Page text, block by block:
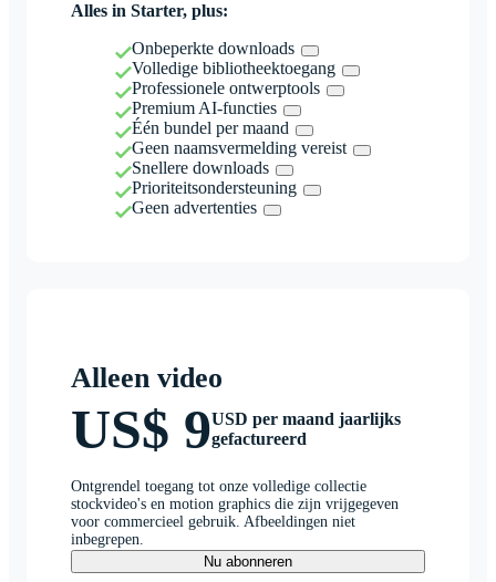
Alles in Starter, plus:
Onbeperkte downloads
Volledige bibliotheektoegang
Professionele ontwerptools
Premium AI-functies
Één bundel per maand
Geen naamsvermelding vereist
Snellere downloads
Prioriteitsondersteuning
Geen advertenties
Alleen video
US$ 9USD per maand jaarlijks
gefactureerd
Ontgrendel toegang tot onze volledige collectie
stockvideo's en motion graphics die zijn vrijgegeven
voor commercieel gebruik. Afbeeldingen niet
inbegrepen.
Nu abonneren